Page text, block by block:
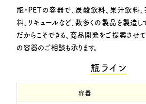
瓶・PETの容器で、炭酸飲料、果汁飲料
料、リキュールなど、数多くの製品を製造し
だからこそできる、商品開発をご提案させて
の容器のご相談も承ります。
瓶ライン
容器